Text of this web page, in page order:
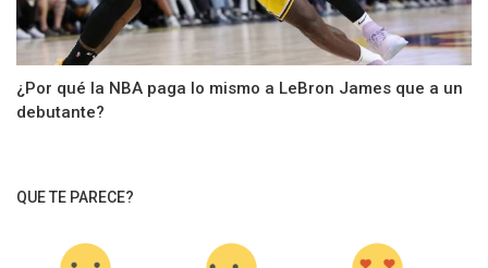
¿Por qué la NBA paga lo mismo a LeBron James que a un
debutante?
QUE TE PARECE?